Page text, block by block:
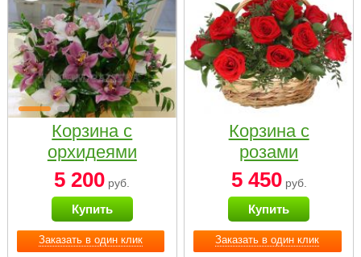
Заказать в один клик
Корзина с
орхидеями
малая
5 200 руб.
Купить
Заказать в один клик
Корзина с
розами
«Красный
Париж»
5 450руб.
Купить